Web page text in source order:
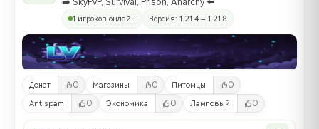
1 игроков онлайн Версия: 1.21.4 – 1.21.8
Донат 0 Магазины 0 Питомцы 0
Antispam 0 Экономика 0 Ламповый 0